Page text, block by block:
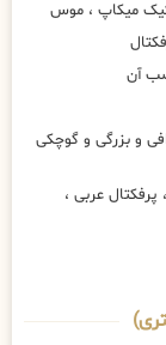
کیک میکاپ ، موس
آن
و بزرگی و گوچکی
عربی ،